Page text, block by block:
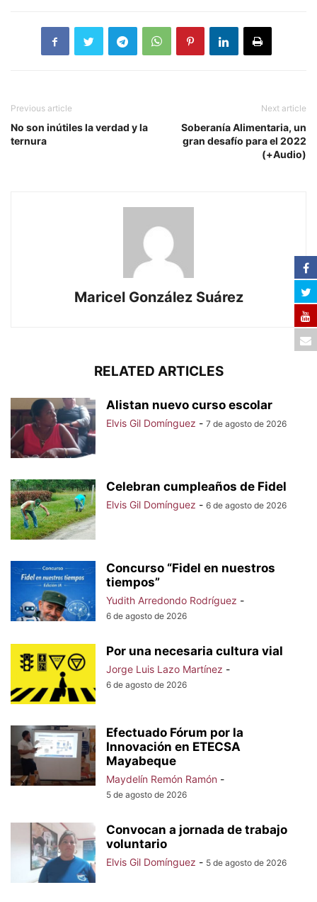
Previous article
No son inútiles la verdad y la
ternura
Next article
Soberanía Alimentaria, un
gran desafío para el 2022
(+Audio)
Maricel González Suárez
RELATED ARTICLES
Alistan nuevo curso escolar
Elvis Gil Domínguez - 7 de agosto de 2026
Celebran cumpleaños de Fidel
Elvis Gil Domínguez - 6 de agosto de 2026
Concurso “Fidel en nuestros
tiempos”
Yudith Arredondo Rodríguez -
6 de agosto de 2026
Por una necesaria cultura vial
Jorge Luis Lazo Martínez -
6 de agosto de 2026
Efectuado Fórum por la
Innovación en ETECSA
Mayabeque
Maydelín Remón Ramón -
5 de agosto de 2026
Convocan a jornada de trabajo
voluntario
Elvis Gil Domínguez - 5 de agosto de 2026